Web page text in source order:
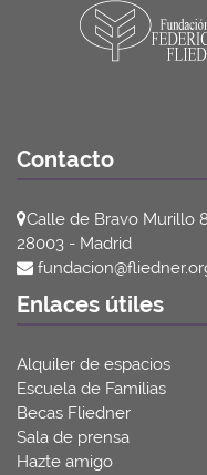
Contacto
Calle de Bravo Murillo
28003 - Madrid
Enlaces útiles
Alquiler de espacios
Escuela de Familias
Becas Fliedner
Sala de prensa
Hazte amigo